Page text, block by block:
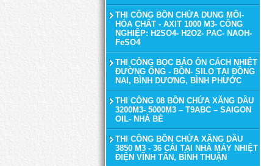
THI CÔNG BỒN CHỨA DUNG MÔI-
HÓA CHẤT - AXIT 1000 M3- CÔNG
NGHIỆP: H2SO4- H2O2- PAC- NAOH-
FeSO4
THI CÔNG BỌC BẢO ÔN CÁCH NHIỆT
ĐƯỜNG ỐNG - BỒN- SILO TẠI ĐỒNG
NAI, BÌNH DƯƠNG, BÌNH PHƯỚC
THI CÔNG 08 BỒN CHỨA XĂNG DẦU
3200M3- 5000M3 – T9ABC – SAIGON
OIL- NHÀ BÈ
THI CÔNG BỒN CHỨA XĂNG DẦU
3850 M3 - 36 CÁI TẠI NHÀ MÁY NHIỆT
ĐIỆN VĨNH TÂN, BÌNH THUẬN